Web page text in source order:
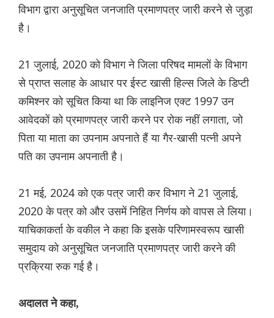
विभाग द्वारा अनुसूचित जनजाति प्रमाणपत्र जारी करने से जुड़ा
है।
21 जुलाई, 2020 को विभाग ने जिला परिषद मामलों के विभाग
से प्राप्त सलाह के आधार पर ईस्ट खासी हिल्स जिले के डिप्टी
कमिश्नर को सूचित किया था कि लाइनिज एक्ट 1997 उन
आवेदकों को प्रमाणपत्र जारी करने पर रोक नहीं लगाता, जो
पिता या माता का उपनाम अपनाते हैं या गैर-खासी पत्नी अपने
पति का उपनाम अपनाती है।
21 मई, 2024 को एक पत्र जारी कर विभाग ने 21 जुलाई,
2020 के पत्र को और उसमें निहित निर्णय को वापस ले लिया।
याचिकाकर्ता के वकील ने कहा कि इसके परिणामस्वरूप खासी
समुदाय को अनुसूचित जनजाति प्रमाणपत्र जारी करने की
प्रक्रिया रुक गई है।
अदालत ने कहा,